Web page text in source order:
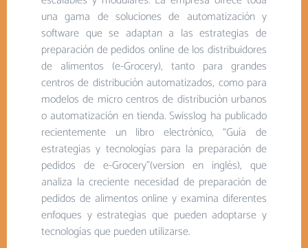
una gama de soluciones de automatización y
software que se adaptan a las estrategias de
preparación de pedidos online de los distribuidores
de alimentos (e-Grocery), tanto para grandes
centros de distribución automatizados, como para
modelos de micro centros de distribución urbanos
o automatización en tienda. Swisslog ha publicado
recientemente un libro electrónico, “Guía de
estrategias y tecnologías para la preparación de
pedidos de e-Grocery”(version en inglés), que
analiza la creciente necesidad de preparación de
pedidos de alimentos online y examina diferentes
enfoques y estrategias que pueden adoptarse y
tecnologías que pueden utilizarse.